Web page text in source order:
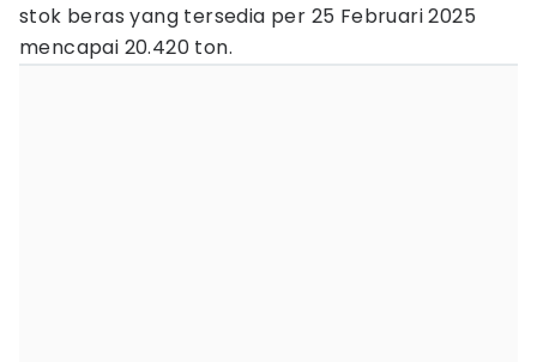
stok beras yang tersedia per 25 Februari 2025
mencapai 20.420 ton.